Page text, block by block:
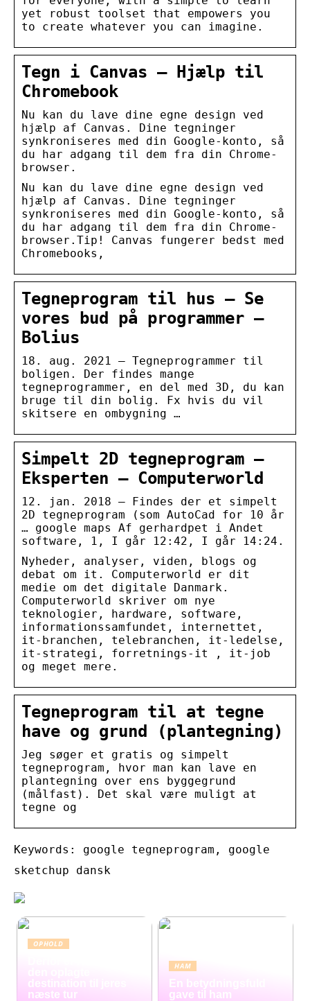
yet robust toolset that empowers you
to create whatever you can imagine.
Tegn i Canvas – Hjælp til
Chromebook
Nu kan du lave dine egne design ved
hjælp af Canvas. Dine tegninger
synkroniseres med din Google-konto, så
du har adgang til dem fra din Chrome-
browser.
Nu kan du lave dine egne design ved
hjælp af Canvas. Dine tegninger
synkroniseres med din Google-konto, så
du har adgang til dem fra din Chrome-
browser.Tip! Canvas fungerer bedst med
Chromebooks,
Tegneprogram til hus – Se
vores bud på programmer –
Bolius
18. aug. 2021 — Tegneprogrammer til
boligen. Der findes mange
tegneprogrammer, en del med 3D, du kan
bruge til din bolig. Fx hvis du vil
skitsere en ombygning …
Simpelt 2D tegneprogram –
Eksperten – Computerworld
12. jan. 2018 — Findes der et simpelt
2D tegneprogram (som AutoCad for 10 år
… google maps Af gerhardpet i Andet
software, 1, I går 12:42, I går 14:24.
Nyheder, analyser, viden, blogs og
debat om it. Computerworld er dit
medie om det digitale Danmark.
Computerworld skriver om nye
teknologier, hardware, software,
informationssamfundet, internettet,
it-branchen, telebranchen, it-ledelse,
it-strategi, forretnings-it , it-job
og meget mere.
Tegneprogram til at tegne
have og grund (plantegning)
Jeg søger et gratis og simpelt
tegneprogram, hvor man kan lave en
plantegning over ens byggegrund
(målfast). Det skal være muligt at
tegne og
Keywords: google tegneprogram, google
sketchup dansk
OPHOLD
destination til jeres
næste tur
HAM
En betydningsfuld
gave til ham